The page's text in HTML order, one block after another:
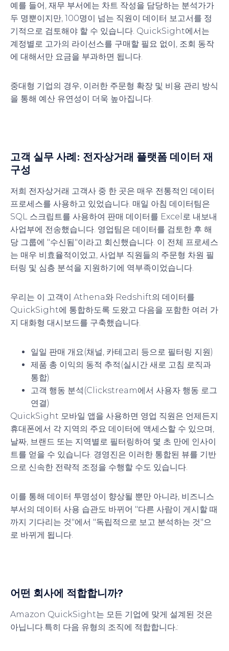
예를 들어, 재무 부서에는 차트 작성을 담당하는 분석가가
두 명뿐이지만, 100명이 넘는 직원이 데이터 보고서를 정
기적으로 검토해야 할 수 있습니다. QuickSight에서는
계정별로 고가의 라이선스를 구매할 필요 없이, 조회 동작
에 대해서만 요금을 부과하면 됩니다.
중대형 기업의 경우, 이러한 주문형 확장 및 비용 관리 방식
을 통해 예산 유연성이 더욱 높아집니다.
고객 실무 사례: 전자상거래 플랫폼 데이터 재
구성
저희 전자상거래 고객사 중 한 곳은 매우 전통적인 데이터
프로세스를 사용하고 있었습니다. 매일 아침 데이터팀은
SQL 스크립트를 사용하여 판매 데이터를 Excel로 내보내
사업부에 전송했습니다. 영업팀은 데이터를 검토한 후 해
당 그룹에 "수신됨"이라고 회신했습니다. 이 전체 프로세스
는 매우 비효율적이었고, 사업부 직원들의 주문형 차원 필
터링 및 심층 분석을 지원하기에 역부족이었습니다.
우리는 이 고객이 Athena와 Redshift의 데이터를
QuickSight에 통합하도록 도왔고 다음을 포함한 여러 가
지 대화형 대시보드를 구축했습니다.
일일 판매 개요(채널, 카테고리 등으로 필터링 지원)
제품 총 이익의 동적 추적(실시간 새로 고침 로직과
통합)
고객 행동 분석(Clickstream에서 사용자 행동 로그
연결)
QuickSight 모바일 앱을 사용하면 영업 직원은 언제든지
휴대폰에서 각 지역의 주요 데이터에 액세스할 수 있으며,
날짜, 브랜드 또는 지역별로 필터링하여 몇 초 만에 인사이
트를 얻을 수 있습니다. 경영진은 이러한 통합된 뷰를 기반
으로 신속한 전략적 조정을 수행할 수도 있습니다.
이를 통해 데이터 투명성이 향상될 뿐만 아니라, 비즈니스
부서의 데이터 사용 습관도 바뀌어 "다른 사람이 게시할 때
까지 기다리는 것"에서 "독립적으로 보고 분석하는 것"으
로 바뀌게 됩니다.
어떤 회사에 적합합니까?
Amazon QuickSight는 모든 기업에 맞게 설계된 것은
아닙니다. 특히 다음 유형의 조직에 적합합니다.: